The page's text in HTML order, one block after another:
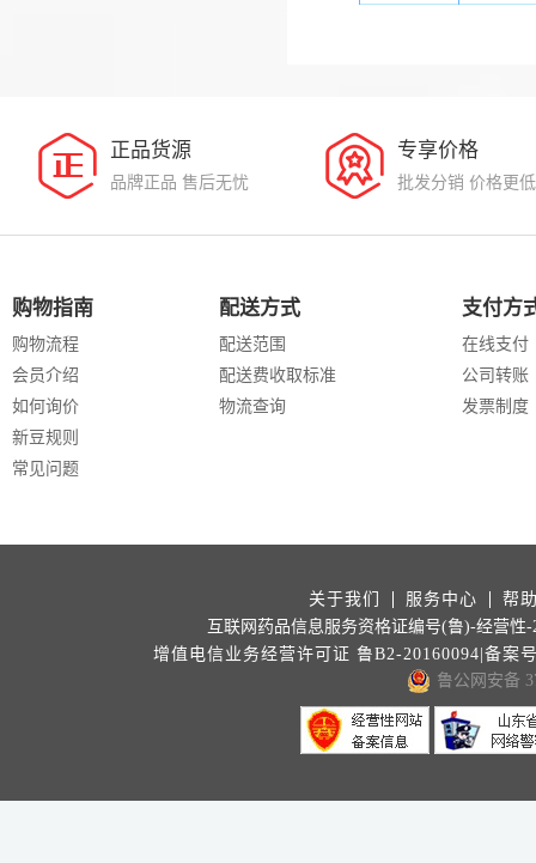
正品货源
品牌正品 售后无忧
专享价格
批发分销 价格更低
购物指南
购物流程
会员介绍
如何询价
新豆规则
常见问题
配送方式
配送范围
配送费收取标准
物流查询
支付方
在线支付
公司转账
发票制度
关于我们 服务中心
帮
互联网药品信息服务资格证编号(鲁)-经营性-
增值电信业务经营许可证 鲁B2-20160094|备案
鲁公网安备